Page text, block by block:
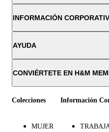
INFORMACIÓN
AYUDA
CONVIÉRTETE EN H&M
Colecciones
MUJER
Información